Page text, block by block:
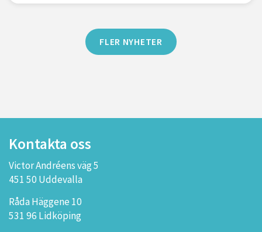
FLER NYHETER
Kontakta oss
Victor Andréens väg 5
451 50 Uddevalla
Råda Häggene 10
531 96 Lidköping